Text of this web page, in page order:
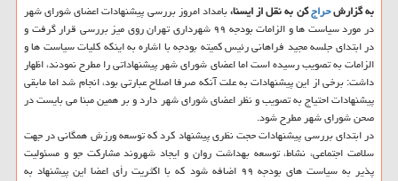
به گزارشحراجكن به نقل از ایسنا،بامداد امروز بررسی پیشنهادات اعضای شورای شهر
در مورد سیاست ها و الزامات بودجه ۹۹ شهرداری تهران روی میز بررسی قرار گرفت و
در ابتدای جلسه مجید فراهانی رئیس كمیته بودجه با اشاره به اینكه كلیات سیاست ها و
الزامات به تصویب رسیده است اما اعضای شورای شهر پیشنهاداتی را مطرح نمودند، اظهار
داشت: برخی از این پیشنهادات به علت آنكه صرفا اصلاح عبارتی بود، انجام شد اما مابقی
پیشنهادات احتیاج به تصویب و نظر اعضای شورای شهر دارد و بر همین مبنا می بایست در
صحن شورای شهر مطرح شود.
در ابتدای بررسی پیشنهادات حجت نظری پیشنهاد كرد كه توسعه ورزش همگانی در جهت
سلامت اجتماعی، نشاط، توسعه بهداشت روان و ایجاد شهروند مشاركت جو و مسئولیت
پذیر به سیاست های بودجه ۹۹ اضافه شود كه با اكثریت رأی اعضا این پیشنهاد به